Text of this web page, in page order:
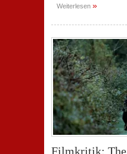
Weiterlesen »
Filmkritik: